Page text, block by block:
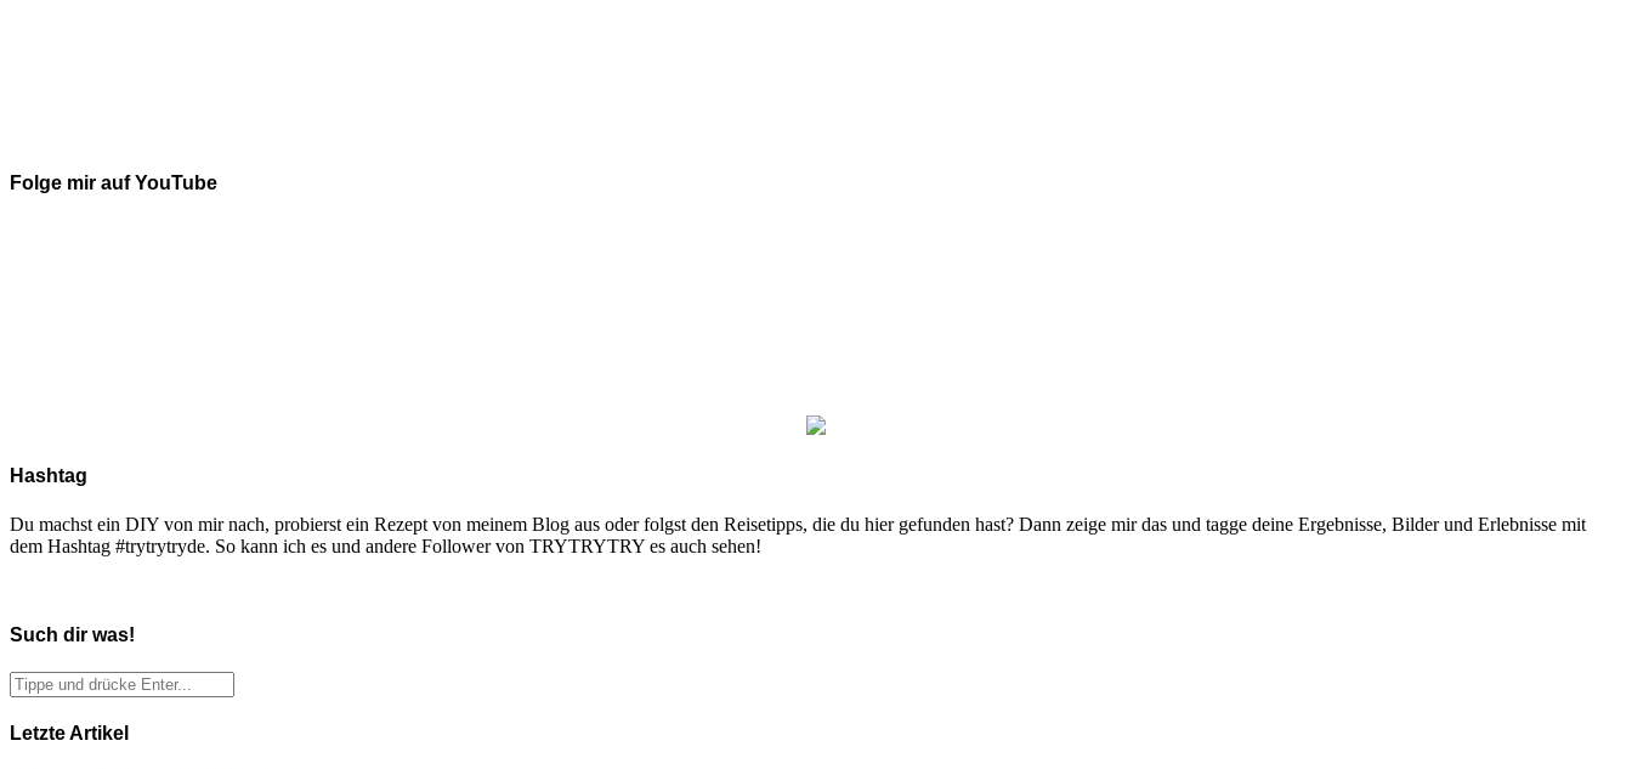
Folge mir auf YouTube
Hashtag
Du machst ein DIY von mir nach, probierst ein Rezept von meinem Blog aus oder folgst den Reisetipps, die du hier gefunden hast? Dann zeige mir das und tagge deine Ergebnisse, Bilder und Erlebnisse mit
dem Hashtag #trytrytryde. So kann ich es und andere Follower von TRYTRYTRY es auch sehen!
Such dir was!
Letzte Artikel